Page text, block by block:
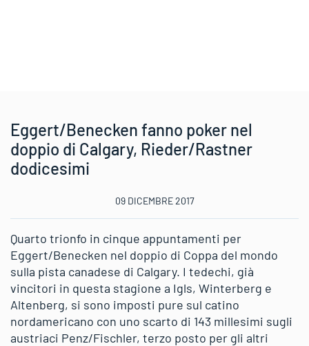
Eggert/Benecken fanno poker nel
doppio di Calgary, Rieder/Rastner
dodicesimi
09 DICEMBRE 2017
Quarto trionfo in cinque appuntamenti per
Eggert/Benecken nel doppio di Coppa del mondo
sulla pista canadese di Calgary. I tedechi, già
vincitori in questa stagione a Igls, Winterberg e
Altenberg, si sono imposti pure sul catino
nordamericano con uno scarto di 143 millesimi sugli
austriaci Penz/Fischler, terzo posto per gli altri